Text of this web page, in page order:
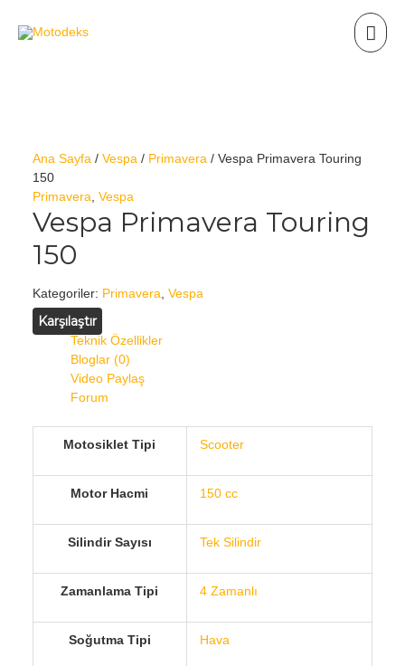
Ana Sayfa/ Vespa/ Primavera/ Vespa Primavera Touring
150
Primavera, Vespa
Vespa Primavera Touring
150
Kategoriler: Primavera, Vespa
Karşılaştır
Teknik Özellikler
Bloglar (0)
Video Paylaş
Forum
Motosiklet Tipi Scooter
Motor Hacmi 150 cc
Silindir Sayısı Tek Silindir
Zamanlama Tipi 4 Zamanlı
Soğutma Tipi Hava